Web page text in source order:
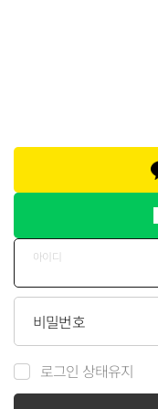
아이디
비밀번호
로그인 상태유지